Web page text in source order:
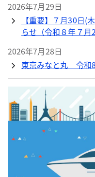
2026年7月29日
【重要】７月30日(
らせ（令和８年７月
2026年7月28日
東京みなと丸 令和